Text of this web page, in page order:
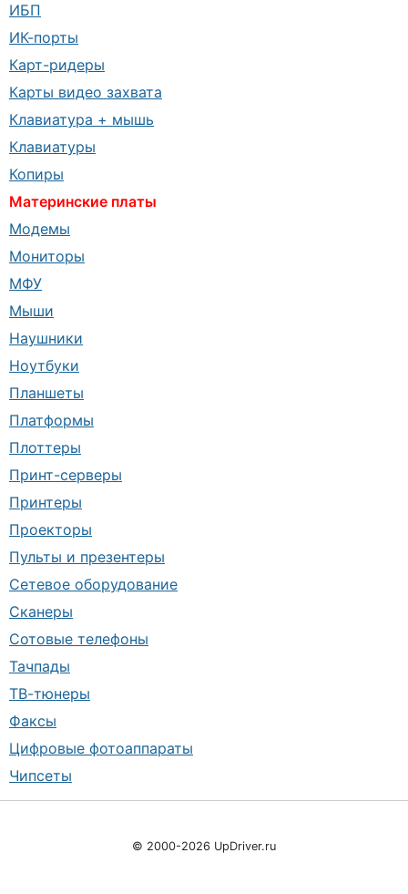
ИБП
ИК-порты
Карт-ридеры
Карты видео захвата
Клавиатура + мышь
Клавиатуры
Копиры
Материнские платы
Модемы
Мониторы
МФУ
Мыши
Наушники
Ноутбуки
Планшеты
Платформы
Плоттеры
Принт-серверы
Принтеры
Проекторы
Пульты и презентеры
Сетевое оборудование
Сканеры
Сотовые телефоны
Тачпады
ТВ-тюнеры
Факсы
Цифровые фотоаппараты
Чипсеты
© 2000-2026 UpDriver.ru